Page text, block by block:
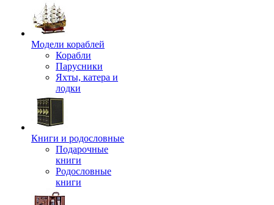
Модели кораблей
Корабли
Парусники
Яхты, катера и
лодки
Книги и родословные
Подарочные
книги
Родословные
книги